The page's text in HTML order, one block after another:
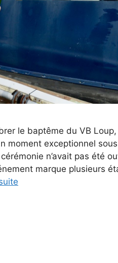
le baptême du VB
moment exceptionnel
n’avait pas été
marque plusieurs